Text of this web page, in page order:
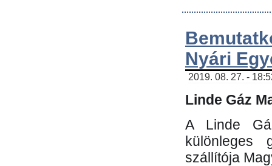
Nyári
2019. 08. 27. -
Linde Gáz
A Linde
különleges
szállítója